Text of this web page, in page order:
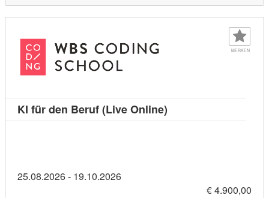
MERKEN
KI für den Beruf (Live Online)
25.08.2026 - 19.10.2026
€ 4.900,00